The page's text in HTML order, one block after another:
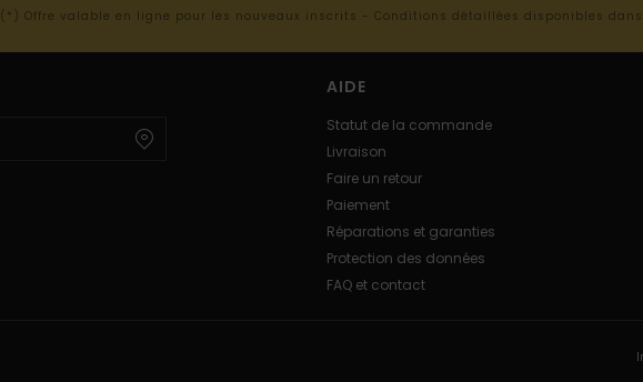
(*) Offre valable en ligne pour les nouveaux inscrits - Conditions détaillées disponibles
AIDE
Statut de la commande
Livraison
Faire un retour
Paiement
Réparations et garanties
Protection des données
FAQ et contact